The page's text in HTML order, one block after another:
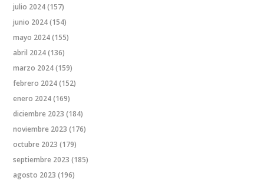
julio 2024(157)
junio 2024(154)
mayo 2024(155)
abril 2024(136)
marzo 2024(159)
febrero 2024(152)
enero 2024(169)
diciembre 2023 (184)
noviembre 2023 (176)
octubre 2023 (179)
septiembre 2023 (185)
agosto 2023 (196)